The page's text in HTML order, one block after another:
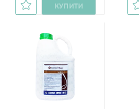
КУПИТИ